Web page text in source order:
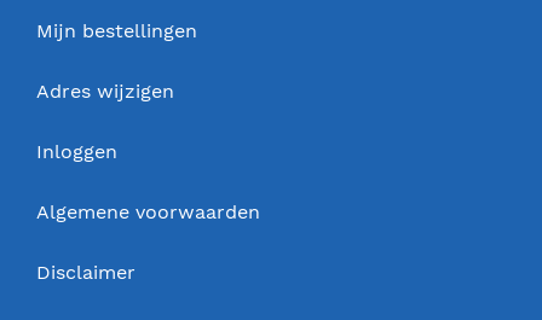
Mijn bestellingen
Adres wijzigen
Inloggen
Algemene voorwaarden
Disclaimer